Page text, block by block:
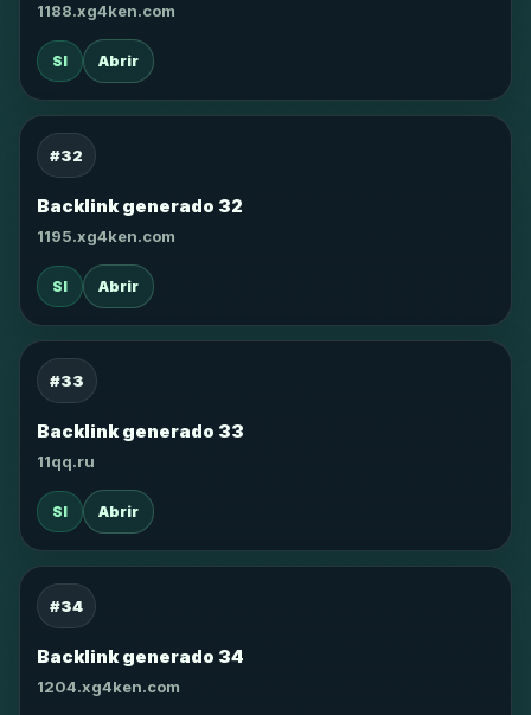
1188.xg4ken.com
SI Abrir
#32
Backlink generado 32
1195.xg4ken.com
SI Abrir
#33
Backlink generado 33
11qq.ru
SI Abrir
#34
Backlink generado 34
1204.xg4ken.com